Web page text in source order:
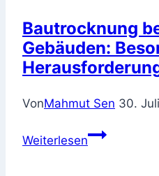
Bautrocknung
Gebäuden:
VonMahmut Sen 30.
WeiterlesenBautrocknung